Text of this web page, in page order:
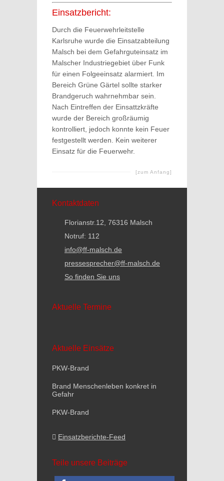
Einsatzbericht:
Durch die Feuerwehrleitstelle
Karlsruhe wurde die Einsatzabteilung
Malsch bei dem Gefahrguteinsatz im
Malscher Industriegebiet über Funk
für einen Folgeeinsatz alarmiert. Im
Bereich Grüne Gärtel sollte starker
Brandgeruch wahrnehmbar sein.
Nach Eintreffen der Einsattzkräfte
wurde der Bereich großräumig
kontrolliert, jedoch konnte kein Feuer
festgestellt werden. Kein weiterer
Einsatz für die Feuerwehr.
[zum Anfang]
Kontaktdaten
Florianstr.12, 76316 Malsch
Notruf: 112
info@ff-malsch.de
pressesprecher@ff-malsch.de
So finden Sie uns
Aktuelle Termine
Aktuelle Einsätze
PKW-Brand
Brand Menschenleben konkret in
Gefahr
PKW-Brand
Einsatzberichte-Feed
Teile unsere Beiträge